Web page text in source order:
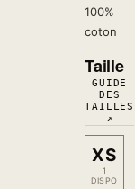
100%
coton
Taille
GUIDE
DES
TAILLES
↗
XS
1
DISPO